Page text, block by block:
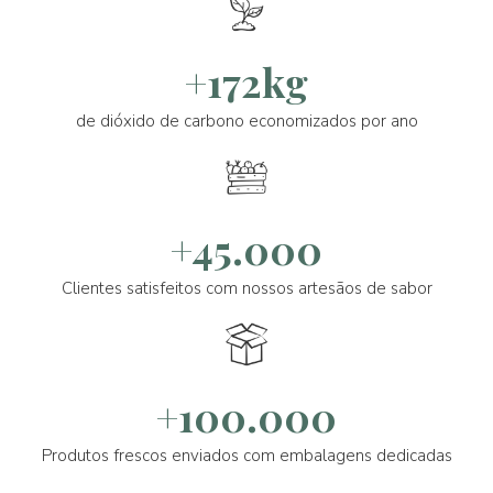
+172kg
de dióxido de carbono economizados por ano
+45.000
Clientes satisfeitos com nossos artesãos de sabor
+100.000
Produtos frescos enviados com embalagens dedicadas